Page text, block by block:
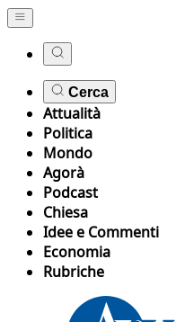
Cerca
Attualità
Politica
Mondo
Agorà
Podcast
Chiesa
Idee e Commenti
Economia
Rubriche